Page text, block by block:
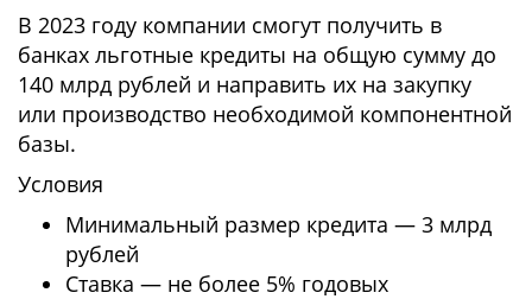
В 2023 году компании смогут получить в
банках льготные кредиты на общую сумму до
140 млрд рублей и направить их на закупку
или производство необходимой компонентной
базы.
Условия
Минимальный размер кредита — 3 млрд
рублей
Ставка — не более 5% годовых